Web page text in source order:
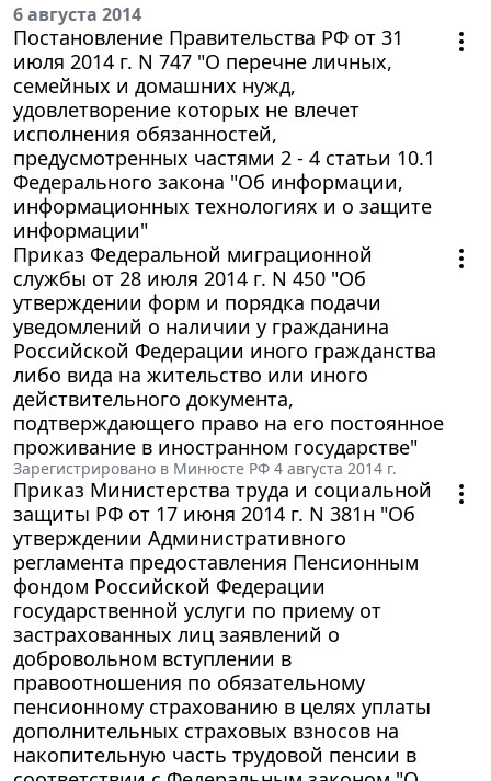
6 августа 2014
Постановление Правительства РФ от 31
июля 2014 г. N 747 "О перечне личных,
семейных и домашних нужд,
удовлетворение которых не влечет
исполнения обязанностей,
предусмотренных частями 2 - 4 статьи 10.1
Федерального закона "Об информации,
информационных технологиях и о защите
информации"
Приказ Федеральной миграционной
службы от 28 июля 2014 г. N 450 "Об
утверждении форм и порядка подачи
уведомлений о наличии у гражданина
Российской Федерации иного гражданства
либо вида на жительство или иного
действительного документа,
подтверждающего право на его постоянное
проживание в иностранном государстве"
Зарегистрировано в Минюсте РФ 4 августа 2014 г.
Приказ Министерства труда и социальной
защиты РФ от 17 июня 2014 г. N 381н "Об
утверждении Административного
регламента предоставления Пенсионным
фондом Российской Федерации
государственной услуги по приему от
застрахованных лиц заявлений о
добровольном вступлении в
правоотношения по обязательному
пенсионному страхованию в целях уплаты
дополнительных страховых взносов на
накопительную часть трудовой пенсии в